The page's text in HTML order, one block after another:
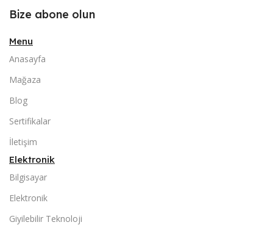
Bize abone olun
Menu
Anasayfa
Mağaza
Blog
Sertifikalar
İletişim
Elektronik
Bilgisayar
Elektronik
Giyilebilir Teknoloji